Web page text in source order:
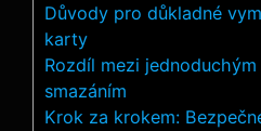
Důvody pro důkladné
karty
Rozdíl mezi
⁢smazáním
Krok za krokem: